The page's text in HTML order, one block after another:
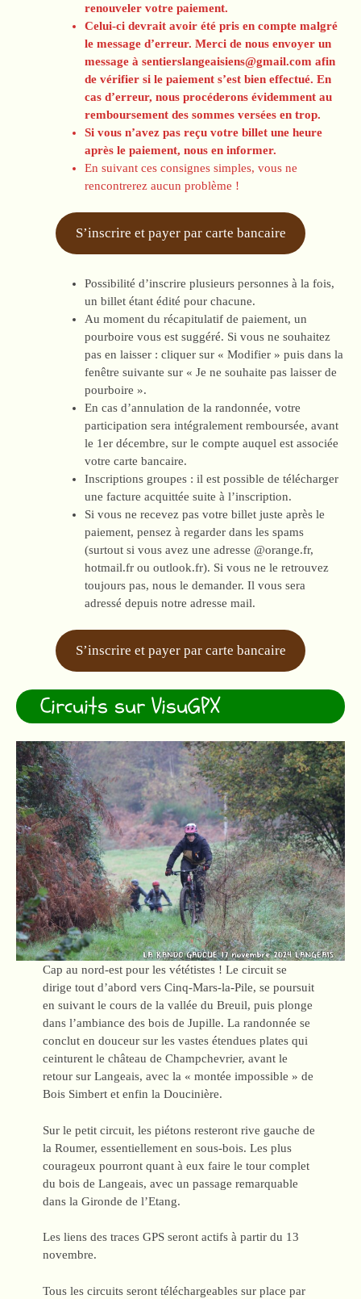
renouveler votre paiement.
Celui-ci devrait avoir été pris en compte malgré
le message d’erreur. Merci de nous envoyer un
message à sentierslangeaisiens@gmail.com afin
de vérifier si le paiement s’est bien effectué. En
cas d’erreur, nous procéderons évidemment au
remboursement des sommes versées en trop.
Si vous n’avez pas reçu votre billet une heure
après le paiement, nous en informer.
En suivant ces consignes simples, vous ne
rencontrerez aucun problème !
S’inscrire et payer par carte bancaire
Possibilité d’inscrire plusieurs personnes à la fois,
un billet étant édité pour chacune.
Au moment du récapitulatif de paiement, un
pourboire vous est suggéré. Si vous ne souhaitez
pas en laisser : cliquer sur « Modifier » puis dans la
fenêtre suivante sur « Je ne souhaite pas laisser de
pourboire ».
En cas d’annulation de la randonnée, votre
participation sera intégralement remboursée, avant
le 1er décembre, sur le compte auquel est associée
votre carte bancaire.
Inscriptions groupes : il est possible de télécharger
une facture acquittée suite à l’inscription.
Si vous ne recevez pas votre billet juste après le
paiement, pensez à regarder dans les spams
(surtout si vous avez une adresse @orange.fr,
hotmail.fr ou outlook.fr). Si vous ne le retrouvez
toujours pas, nous le demander. Il vous sera
adressé depuis notre adresse mail.
S’inscrire et payer par carte bancaire
Circuits sur VisuGPX
Cap au nord-est pour les vététistes ! Le circuit se
dirige tout d’abord vers Cinq-Mars-la-Pile, se poursuit
en suivant le cours de la vallée du Breuil, puis plonge
dans l’ambiance des bois de Jupille. La randonnée se
conclut en douceur sur les vastes étendues plates qui
ceinturent le château de Champchevrier, avant le
retour sur Langeais, avec la « montée impossible » de
Bois Simbert et enfin la Doucinière.
Sur le petit circuit, les piétons resteront rive gauche de
la Roumer, essentiellement en sous-bois. Les plus
courageux pourront quant à eux faire le tour complet
du bois de Langeais, avec un passage remarquable
dans la Gironde de l’Etang.
Les liens des traces GPS seront actifs à partir du 13
novembre.
Tous les circuits seront téléchargeables sur place par